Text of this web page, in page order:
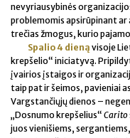
nevyriausybinės
problemomis apsirūpinant ar
trečias žmogus, kurio
Spalio 4 dieną visoje
krepšelio“ iniciatyvą.
įvairios įstaigos ir
taip pat ir šeimos, pavieniai
Vargstančiųjų dienos –
„Dosnumo krepšelius“ Carito
juos vienišiems,